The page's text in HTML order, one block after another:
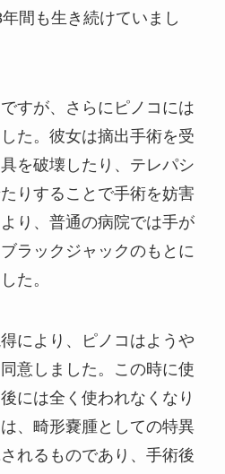
間も生き続けていまし
すが、さらにピノコには
た。彼女は摘出手術を受
を破壊したり、テレパシ
りすることで手術を妨害
り、普通の病院では手が
ラックジャックのもとに
た。
により、ピノコはようや
意しました。この時に使
には全く使われなくなり
、畸形嚢腫としての特異
れるものであり、手術後